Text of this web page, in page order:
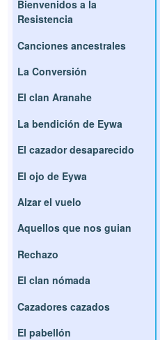
Bienvenidos a la
Resistencia
Canciones ancestrales
La Conversión
El clan Aranahe
La bendición de Eywa
El cazador desaparecido
El ojo de Eywa
Alzar el vuelo
Aquellos que nos guian
Rechazo
El clan nómada
Cazadores cazados
El pabellón